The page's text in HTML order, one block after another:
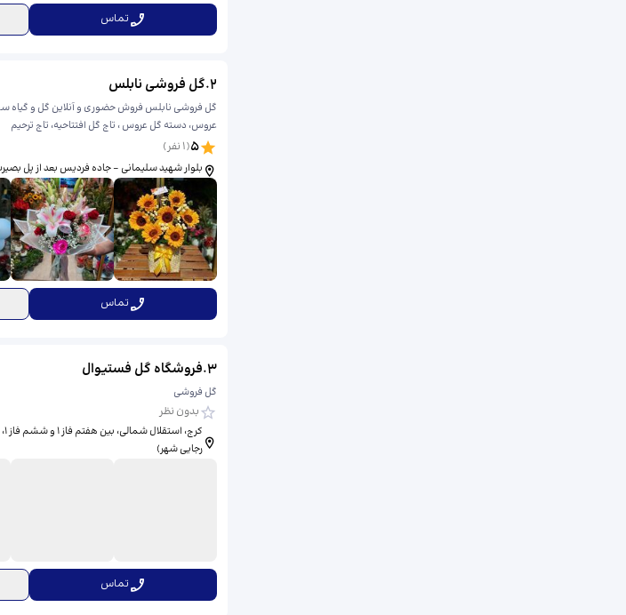
تماس
2
.گل فروشی نابلس
گل فروشی نابلس فروش حضوری و آنلاین گل و گیاه
عروس، دسته گل عروس ، تاج گل افتتاحیه، تاج ترحیم
5
(
1 نفر)
بلوار شهید سلیمانی - جاده فردیس بعد از پل بصیرت بین گلستان ۱۸
تماس
3
.فروشگاه گل فستیوال
گل فروشی
بدون نظر
رجایی شهر)
تماس